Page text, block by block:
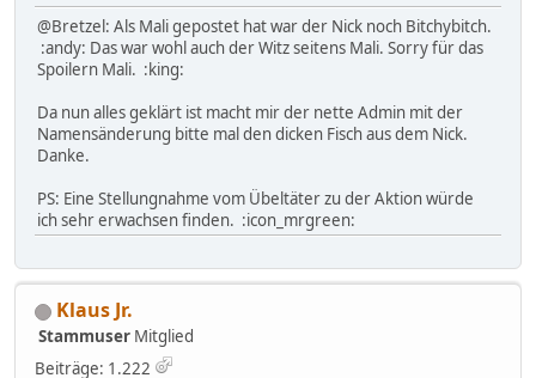
@Bretzel: Als Mali gepostet hat war der Nick noch Bitchybitch.
:andy: Das war wohl auch der Witz seitens Mali. Sorry für das
Spoilern Mali. :king:
Da nun alles geklärt ist macht mir der nette Admin mit der
Namensänderung bitte mal den dicken Fisch aus dem Nick.
Danke.
PS: Eine Stellungnahme vom Übeltäter zu der Aktion würde
ich sehr erwachsen finden. :icon_mrgreen:
Klaus Jr.
Stammuser Mitglied
Beiträge: 1.222